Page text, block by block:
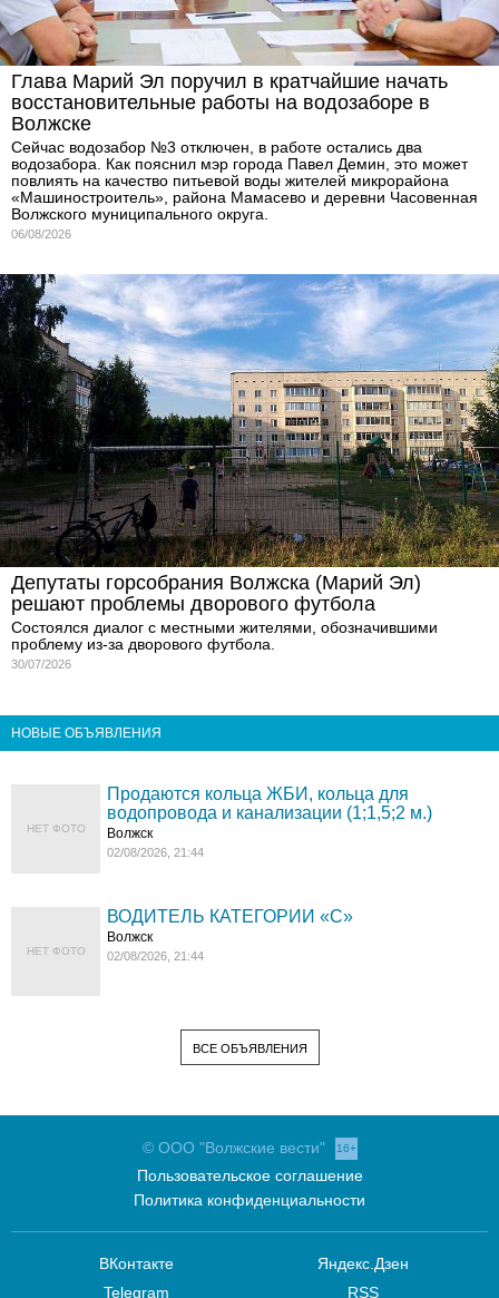
Глава Марий Эл поручил в кратчайшие начать
восстановительные работы на водозаборе в
Волжске
Сейчас водозабор №3 отключен, в работе остались два
водозабора. Как пояснил мэр города Павел Демин, это может
повлиять на качество питьевой воды жителей микрорайона
«Машиностроитель», района Мамасево и деревни Часовенная
Волжского муниципального округа.
06/08/2026
Депутаты горсобрания Волжска (Марий Эл)
решают проблемы дворового футбола
Состоялся диалог с местными жителями, обозначившими
проблему из-за дворового футбола.
30/07/2026
НОВЫЕ ОБЪЯВЛЕНИЯ
НЕТ ФОТО
Продаются кольца ЖБИ, кольца для
водопровода и канализации (1;1,5;2 м.)
Волжск
02/08/2026, 21:44
НЕТ ФОТО
ВОДИТЕЛЬ КАТЕГОРИИ «C»
Волжск
02/08/2026, 21:44
ВСЕ ОБЪЯВЛЕНИЯ
© ООО "Волжские вести" 16+
Пользовательское соглашение
Политика конфиденциальности
ВКонтакте
Telegram
Яндекс.Дзен
RSS